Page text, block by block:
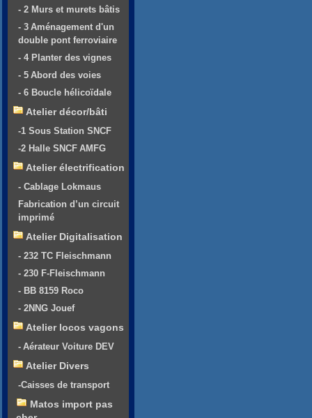
- 2 Murs et murets bâtis
- 3 Aménagement d'un
double pont ferroviaire
- 4 Planter des vignes
- 5 Abord des voies
- 6 Boucle hélicoïdale
Atelier décor/bâti
-1 Sous Station SNCF
-2 Halle SNCF AMFG
Atelier électrification
- Cablage Lokmaus
Fabrication d’un circuit
imprimé
Atelier Digitalisation
- 232 TC Fleischmann
- 230 F-Fleischmann
- BB 8159 Roco
- 2NNG Jouef
Atelier locos vagons
- Aérateur Voiture DEV
Atelier Divers
-Caisses de transport
Matos import pas